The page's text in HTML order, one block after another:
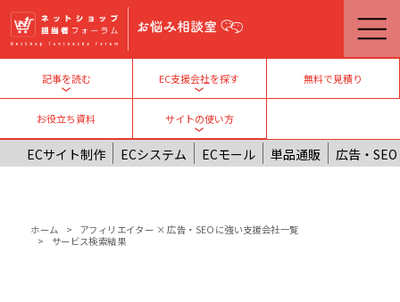
メインコンテンツに移動
記事を読む
Toggle submenu
EC支援会社を探す
Toggle submenu
無料で見積り
お役立ち資料
サイトの使い方
Toggle submenu
ECサイト制作 ECシステム ECモール 単品通販 広告・SEO
パンくず
ホーム
アフィリエイター × 広告・SEOに強い支援会社一覧
サービス検索結果